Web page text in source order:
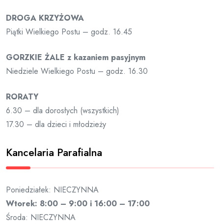
DROGA KRZYŻOWA
Piątki Wielkiego Postu – godz. 16.45
GORZKIE ŻALE z kazaniem pasyjnym
Niedziele Wielkiego Postu – godz. 16.30
RORATY
6.30 – dla dorosłych (wszystkich)
17.30 – dla dzieci i młodzieży
Kancelaria Parafialna
Poniedziałek: NIECZYNNA
Wtorek: 8:00 – 9:00 i 16:00 – 17:00
Środa: NIECZYNNA